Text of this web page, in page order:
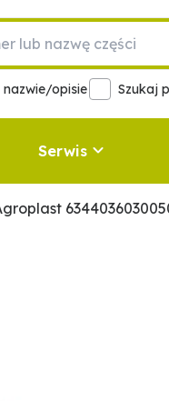
nazwie/opisie Szukaj
Serwis